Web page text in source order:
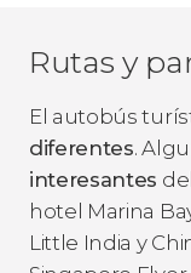
Rutas y
El autobús
diferentes.
interesantes
hotel Marina
Little India y